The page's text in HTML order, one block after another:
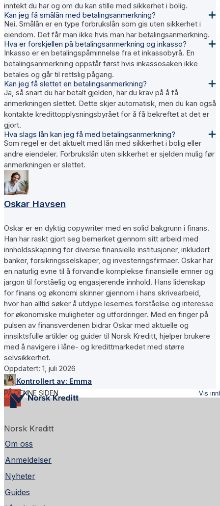
inntekt du har og om du kan stille med sikkerhet i bolig.
Kan jeg få smålån med betalingsanmerkning?
Nei. Smålån er en type forbrukslån som gis uten sikkerhet i
eiendom. Det får man ikke hvis man har betalingsanmerkning.
Hva er forskjellen på betalingsanmerkning og inkasso?
Inkasso er en betalingspåminnelse fra et inkassobyrå. En
betalingsanmerkning oppstår først hvis inkassosaken ikke
betales og går til rettslig pågang.
Kan jeg få slettet en betalingsanmerkning?
Ja, så snart du har betalt gjelden, har du krav på å få
anmerkningen slettet. Dette skjer automatisk, men du kan også
kontakte kredittopplysningsbyrået for å få bekreftet at det er
gjort.
Hva slags lån kan jeg få med betalingsanmerkning?
Som regel er det aktuelt med lån med sikkerhet i bolig eller
andre eiendeler. Forbrukslån uten sikkerhet er sjelden mulig før
anmerkningen er slettet.
Oskar Havsen
Oskar er en dyktig copywriter med en solid bakgrunn i finans.
Han har raskt gjort seg bemerket gjennom sitt arbeid med
innholdsskapning for diverse finansielle institusjoner, inkludert
banker, forsikringsselskaper, og investeringsfirmaer. Oskar har
en naturlig evne til å forvandle komplekse finansielle emner og
jargon til forståelig og engasjerende innhold. Hans lidenskap
for finans og økonomi skinner gjennom i hans skrivearbeid,
hvor han alltid søker å utdype lesernes forståelse og interesse
for økonomiske muligheter og utfordringer. Med en finger på
pulsen av finansverdenen bidrar Oskar med aktuelle og
innsiktsfulle artikler og guider til Norsk Kreditt, hjelper brukere
med å navigere i låne- og kredittmarkedet med større
selvsikkerhet.
Oppdatert: 1, juli 2026
Kontrollert av: Emma
PÅ DENNE SIDEN Vis
Norsk Kreditt
Om oss
Anmeldelser
Nyheter
Guides